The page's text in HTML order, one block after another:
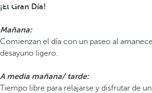
¡El Gran Día!
Mañana:
Comienzan el día con un paseo al
desayuno ligero.
A media mañana/ tarde:
Tiempo libre para relajarse y disfrutar de